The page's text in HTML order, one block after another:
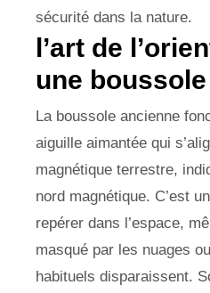
sécurité dans la nature.
l’art de
une
La boussole ancienne
aiguille aimantée qui
magnétique terrestre,
nord magnétique. C’est
repérer dans l’espace,
masqué par les nuages
habituels disparaissent.